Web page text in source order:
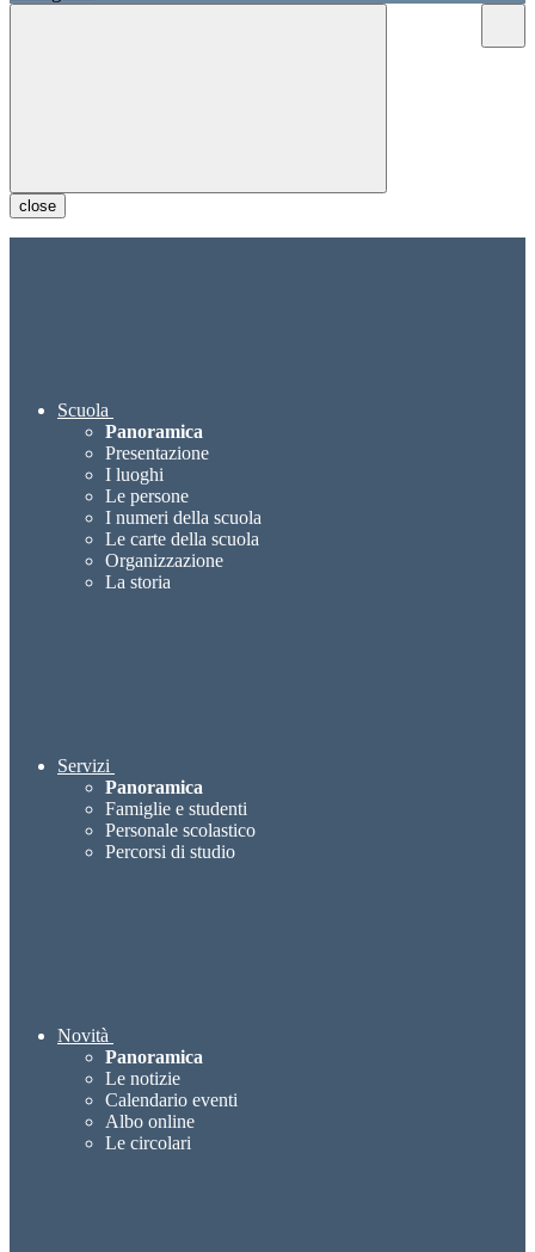
close
Scuola
Panoramica
Presentazione
I luoghi
Le persone
I numeri della scuola
Le carte della scuola
Organizzazione
La storia
Servizi
Panoramica
Famiglie e studenti
Personale scolastico
Percorsi di studio
Novità
Panoramica
Le notizie
Calendario eventi
Albo online
Le circolari